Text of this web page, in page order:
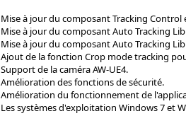
Mise à jour du composant Tracking Control
Mise à jour du composant Auto Tracking
Mise à jour du composant Auto Tracking
Ajout de la fonction Crop mode tracking
Support de la caméra AW-UE4.
Amélioration des fonctions de sécurité.
Amélioration du fonctionnement de
Les systèmes d'exploitation Windows 7 et